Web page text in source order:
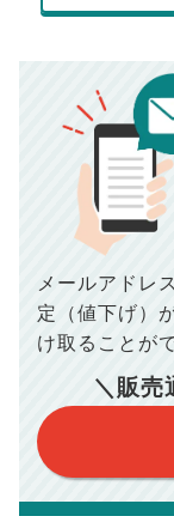
返済
毎月の支
年間の支
総支払額
このシミュレー
このシミュレー
このシミュレー
このシミュレー
ありません。
このシミュレー
00
■仲介手数料／
■売買契約書印
■抵当権抹消
※購入価格より
場合がござい
※シミュレータ
保証するもので
※上記売却費用
宅ローンの一
で予めご了承
※仲介手数料は
おります。（
メールアドレ
定（値下げ）
け取ることが
＼販売